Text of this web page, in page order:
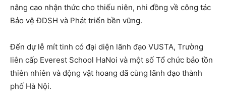
nâng cao nhận thức cho thiếu niên, nhi đồng về công tác
Bảo vệ ĐDSH và Phát triển bền vững.
Đến dự lễ mít tinh có đại diện lãnh đạo VUSTA, Trường
liên cấp Everest School HaNoi và một số Tổ chức bảo tồn
thiên nhiên và động vật hoang dã cùng lãnh đạo thành
phố Hà Nội.